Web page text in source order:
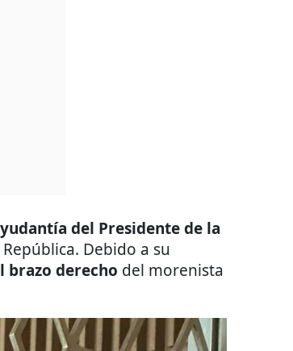
del Presidente de la
Debido a su
brazo derecho del morenista